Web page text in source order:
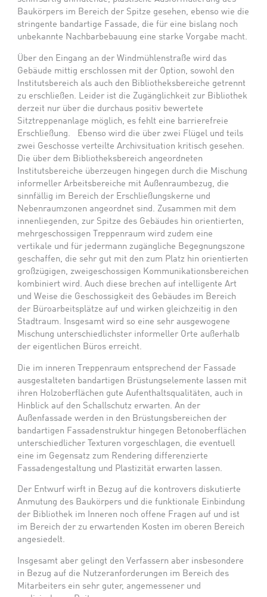
Baukörpers im Bereich der Spitze gesehen, ebenso wie die
stringente bandartige Fassade, die für eine bislang noch
unbekannte Nachbarbebauung eine starke Vorgabe macht.
Über den Eingang an der Windmühlenstraße wird das
Gebäude mittig erschlossen mit der Option, sowohl den
Institutsbereich als auch den Bibliotheksbereiche getrennt
zu erschließen. Leider ist die Zugänglichkeit zur Bibliothek
derzeit nur über die durchaus positiv bewertete
Sitztreppenanlage möglich, es fehlt eine barrierefreie
Erschließung. Ebenso wird die über zwei Flügel und teils
zwei Geschosse verteilte Archivsituation kritisch gesehen.
Die über dem Bibliotheksbereich angeordneten
Institutsbereiche überzeugen hingegen durch die Mischung
informeller Arbeitsbereiche mit Außenraumbezug, die
sinnfällig im Bereich der Erschließungskerne und
Nebenraumzonen angeordnet sind. Zusammen mit dem
innenliegenden, zur Spitze des Gebäudes hin orientierten,
mehrgeschossigen Treppenraum wird zudem eine
vertikale und für jedermann zugängliche Begegnungszone
geschaffen, die sehr gut mit den zum Platz hin orientierten
großzügigen, zweigeschossigen Kommunikationsbereichen
kombiniert wird. Auch diese brechen auf intelligente Art
und Weise die Geschossigkeit des Gebäudes im Bereich
der Büroarbeitsplätze auf und wirken gleichzeitig in den
Stadtraum. Insgesamt wird so eine sehr ausgewogene
Mischung unterschiedlichster informeller Orte außerhalb
der eigentlichen Büros erreicht.
Die im inneren Treppenraum entsprechend der Fassade
ausgestalteten bandartigen Brüstungselemente lassen mit
ihren Holzoberflächen gute Aufenthaltsqualitäten, auch in
Hinblick auf den Schallschutz erwarten. An der
Außenfassade werden in den Brüstungsbereichen der
bandartigen Fassadenstruktur hingegen Betonoberflächen
unterschiedlicher Texturen vorgeschlagen, die eventuell
eine im Gegensatz zum Rendering differenzierte
Fassadengestaltung und Plastizität erwarten lassen.
Der Entwurf wirft in Bezug auf die kontrovers diskutierte
Anmutung des Baukörpers und die funktionale Einbindung
der Bibliothek im Inneren noch offene Fragen auf und ist
im Bereich der zu erwartenden Kosten im oberen Bereich
angesiedelt.
Insgesamt aber gelingt den Verfassern aber insbesondere
in Bezug auf die Nutzeranforderungen im Bereich des
Mitarbeiters ein sehr guter, angemessener und